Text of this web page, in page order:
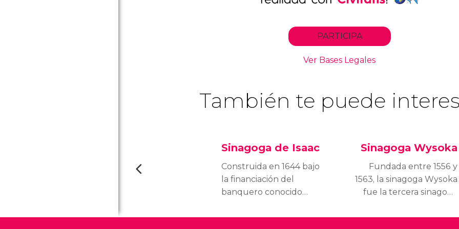
También te puede
Sinagoga de Isaac
Construida en 1644 bajo
la financiación del
banquero conocido
Sinagoga de Isaac
Sinagoga Wysoka
Fundada entre 1556 y
1563, la sinagoga Wysoka
fue la tercera sinagoga
las primeras que se